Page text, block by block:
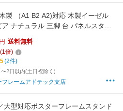
製 （A1 B2 A2)対応 木製イーゼル
ア ナチュラル 三脚 台 パネルスタン
看板立て 看板スタンド おしゃれ ポ
ル 額縁 黒板 スチレンボード 看板
級 店舗 飲食店 カフェ 店
円 送料無料
(1倍)
5(2件)
2日以内(土日祝除く)
フレームアドテック支店
大型対応ポスターフレームスタンド